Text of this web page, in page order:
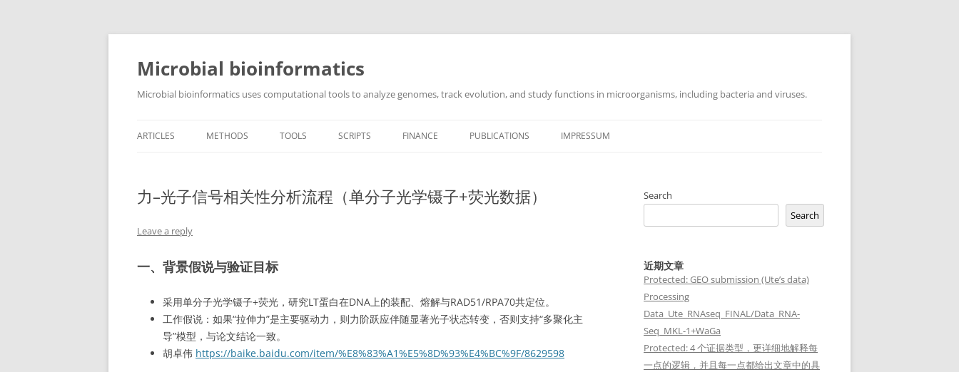
Skip
content
Microbial bioinformatics
Microbial bioinformatics uses computational tools to analyze genomes, track evolution, and study functions in microorganisms, including bacteria and viruses.
ARTICLES METHODS TOOLS SCRIPTS FINANCE PUBLICATIONS IMPRESSUM
力–光子信号相关性分析流程（单分子光学镊子+荧光数据）
Leave a reply
一、背景假说与验证目标
采用单分子光学镊子+荧光，研究LT蛋白在DNA上的装配、熔解与RAD51/RPA70共定位。
工作假说：如果“拉伸力”是主要驱动力，则力阶跃应伴随显著光子状态转变，否则支持“多聚化主
导”模型，与论文结论一致。
胡卓伟 https://baike.baidu.com/item/%E8%83%A1%E5%8D%93%E4%BC%9F/8629598
Search
Search
近期文章
Protected: GEO submission (Ute’s data)
Processing
Data_Ute_RNAseq_FINAL/Data_RNA-
Seq_MKL-1+WaGa
Protected: 4 个证据类型，更详细地解释每
一点的逻辑，并且每一点都给出文章中的具